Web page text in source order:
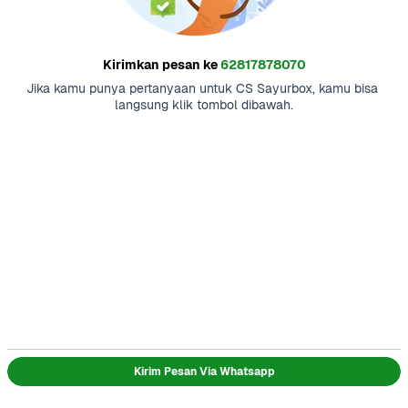
Kirimkan pesan ke62817878070
Jika kamu punya pertanyaan untuk CS Sayurbox, kamu bisa
langsung klik tombol dibawah.
Kirim Pesan Via Whatsapp